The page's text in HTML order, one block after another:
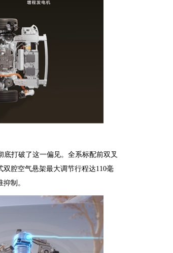
打破了这一偏见。全系标配前双叉
腔空气悬架最大调节行程达110毫
制。